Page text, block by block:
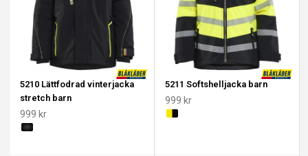
5210 Lättfodrad vinterjacka
stretch barn
999 kr
5211 Softshelljacka barn
999 kr